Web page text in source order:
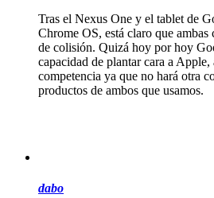
Tras el Nexus One y el tablet de
Chrome OS, está claro que
de colisión. Quizá hoy por hoy
capacidad de plantar cara a
competencia ya que no hará otra
productos de ambos que usamos.
dabo